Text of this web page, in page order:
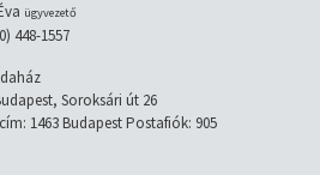
ügyvezető
448-1557
Soroksári út 26
1463 Budapest Postafiók: 905